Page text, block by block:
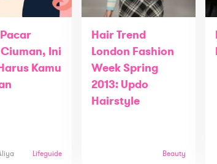
Ini
Kamu
Lifeguide
Hair Trend
London Fashion
Week Spring
2013: Updo
Hairstyle
Beauty